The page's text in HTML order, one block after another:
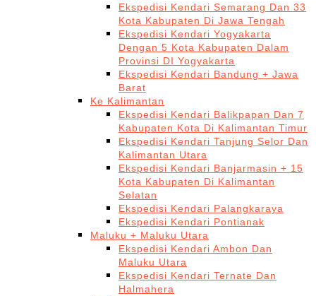
Ekspedisi Kendari Semarang Dan 33
Kota Kabupaten Di Jawa Tengah
Ekspedisi Kendari Yogyakarta
Dengan 5 Kota Kabupaten Dalam
Provinsi DI Yogyakarta
Ekspedisi Kendari Bandung + Jawa
Barat
Ke Kalimantan
Ekspedisi Kendari Balikpapan Dan 7
Kabupaten Kota Di Kalimantan Timur
Ekspedisi Kendari Tanjung Selor Dan
Kalimantan Utara
Ekspedisi Kendari Banjarmasin + 15
Kota Kabupaten Di Kalimantan
Selatan
Ekspedisi Kendari Palangkaraya
Ekspedisi Kendari Pontianak
Maluku + Maluku Utara
Ekspedisi Kendari Ambon Dan
Maluku Utara
Ekspedisi Kendari Ternate Dan
Halmahera